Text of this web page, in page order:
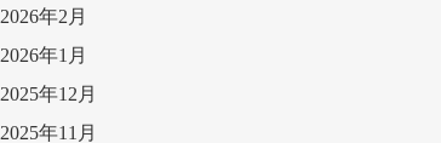
2026年2月
2026年1月
2025年12月
2025年11月